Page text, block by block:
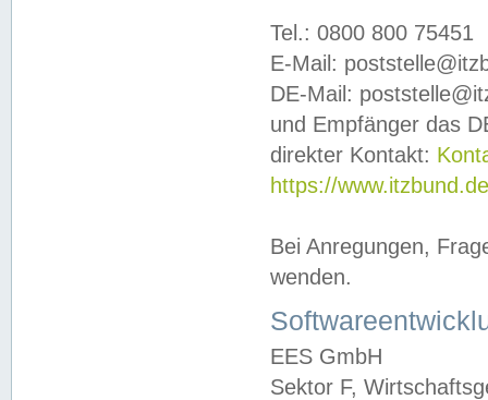
Tel.: 0800 800 75451
E-Mail:
DE-Mail:
und Empfänger das
direkter Kontakt:
https://
Bei Anregungen,
wenden.
EES GmbH
Sektor F,